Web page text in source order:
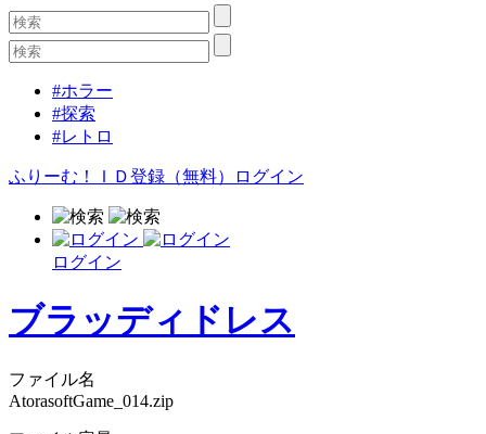
#ホラー
#探索
#レトロ
ふりーむ！ＩＤ登録（無料） ログイン
ログイン
ブラッディドレス
ファイル名
AtorasoftGame_014.zip